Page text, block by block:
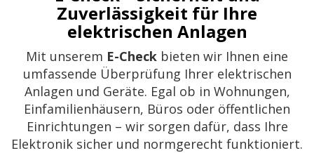
Zuverlässigkeit für Ihre
elektrischen Anlagen
Mit unserem E-Check bieten wir Ihnen eine
umfassende Überprüfung Ihrer elektrischen
Anlagen und Geräte. Egal ob in Wohnungen,
Einfamilienhäusern, Büros oder öffentlichen
Einrichtungen – wir sorgen dafür, dass Ihre
Elektronik sicher und normgerecht funktioniert.